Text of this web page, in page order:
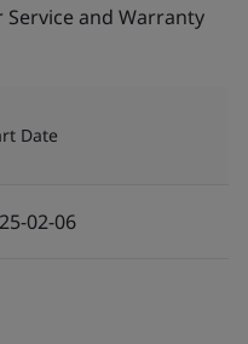
Service and Warranty
Date
02-06